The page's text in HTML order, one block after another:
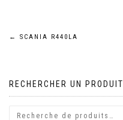
Navigation
l’article
← SCANIA R440LA
RECHERCHER UN PRODUIT